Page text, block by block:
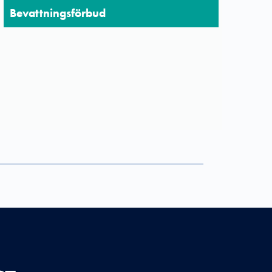
Bevattningsförbud